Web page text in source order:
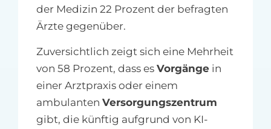
der Medizin 22 Prozent der befragten
Ärzte gegenüber.
Zuversichtlich zeigt sich eine Mehrheit
von 58 Prozent, dass es Vorgängein
einer Arztpraxis oder einem
ambulanten Versorgungszentrum
gibt, die künftig aufgrund von KI-